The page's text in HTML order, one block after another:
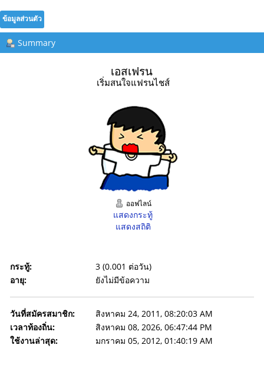
ข้อมูลส่วนตัว
Summary
เอสเฟรน
เริ่มสนใจแฟรนไชส์
ออฟไลน์
แสดงกระทู้
แสดงสถิติ
กระทู้:
3 (0.001 ต่อวัน)
อายุ:
ยังไม่มีข้อความ
วันที่สมัครสมาชิก:
สิงหาคม 24, 2011, 08:20:03 AM
เวลาท้องถิ่น:
สิงหาคม 08, 2026, 06:47:44 PM
ใช้งานล่าสุด:
มกราคม 05, 2012, 01:40:19 AM